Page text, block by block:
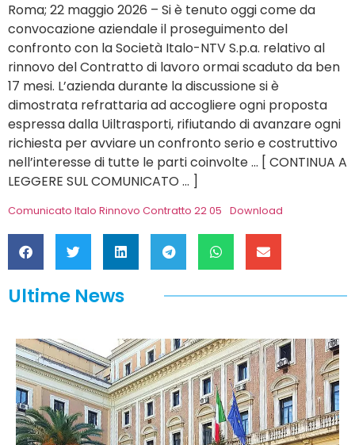
Roma; 22 maggio 2026 – Si è tenuto oggi come da
convocazione aziendale il proseguimento del
confronto con la Società Italo-NTV S.p.a. relativo al
rinnovo del Contratto di lavoro ormai scaduto da ben
17 mesi. L’azienda durante la discussione si è
dimostrata refrattaria ad accogliere ogni proposta
espressa dalla Uiltrasporti, rifiutando di avanzare ogni
richiesta per avviare un confronto serio e costruttivo
nell’interesse di tutte le parti coinvolte … [ CONTINUA A
LEGGERE SUL COMUNICATO … ]
Comunicato Italo Rinnovo Contratto 22 05 Download
Ultime News